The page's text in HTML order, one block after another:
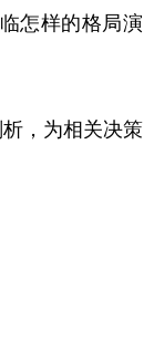
怎样的格局演
，为相关决策